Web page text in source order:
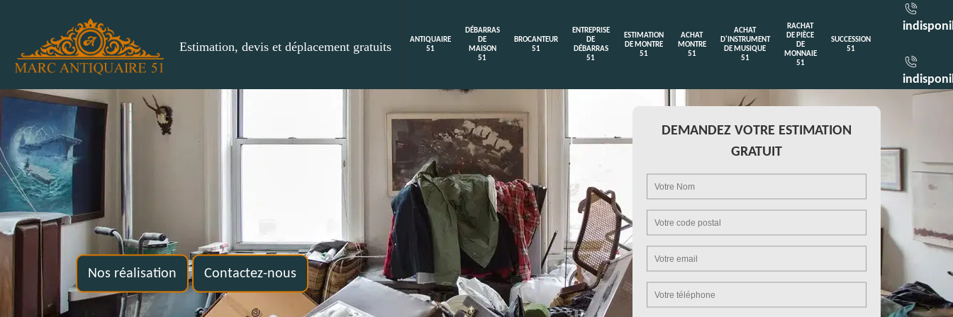
Estimation, devis et déplacement gratuits
ANTIQUAIRE
51
DÉBARRAS
DE
MAISON
51
BROCANTEUR
51
ENTREPRISE
DE
DÉBARRAS
51
ESTIMATION
DE MONTRE
51
ACHAT
MONTRE
51
ACHAT
D'INSTRUMENT
DE MUSIQUE
51
RACHAT
DE PIÈCE
DE
MONNAIE
51
SUCCESSION
51
Nos réalisation Contactez-nous
DEMANDEZ VOTRE ESTIMATION
GRATUIT